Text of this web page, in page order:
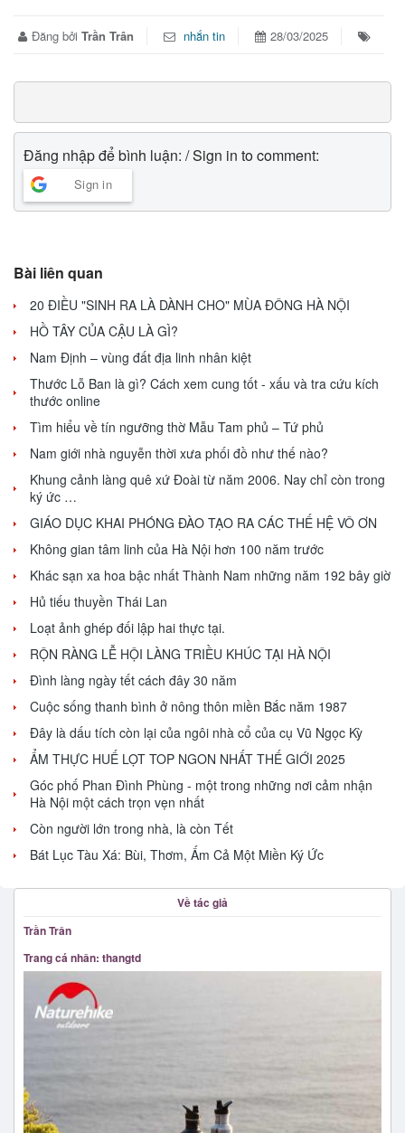
Đăng bởi Trần Trân nhắn tin 28/03/2025
Đăng nhập để bình luận: / Sign in to comment:
Sign in
Bài liên quan
20 ĐIỀU "SINH RA LÀ DÀNH CHO" MÙA ĐÔNG HÀ NỘI
HỒ TÂY CỦA CẬU LÀ GÌ?
Nam Định – vùng đất địa linh nhân kiệt
Thước Lỗ Ban là gì? Cách xem cung tốt - xấu và tra cứu kích
thước online
Tìm hiểu về tín ngưỡng thờ Mẫu Tam phủ – Tứ phủ
Nam giới nhà nguyễn thời xưa phối đồ như thế nào?
Khung cảnh làng quê xứ Đoài từ năm 2006. Nay chỉ còn trong
ký ức …
GIÁO DỤC KHAI PHÓNG ĐÀO TẠO RA CÁC THẾ HỆ VÔ ƠN
Không gian tâm linh của Hà Nội hơn 100 năm trước
Khác sạn xa hoa bậc nhất Thành Nam những năm 192 bây giờ
Hủ tiếu thuyền Thái Lan
Loạt ảnh ghép đối lập hai thực tại.
RỘN RÀNG LỄ HỘI LÀNG TRIỀU KHÚC TẠI HÀ NỘI
Đình làng ngày tết cách đây 30 năm
Cuộc sống thanh bình ở nông thôn miền Bắc năm 1987
Đây là dấu tích còn lại của ngôi nhà cổ của cụ Vũ Ngọc Kỳ
ẨM THỰC HUẾ LỌT TOP NGON NHẤT THẾ GIỚI 2025
Góc phố Phan Đình Phùng - một trong những nơi cảm nhận
Hà Nội một cách trọn vẹn nhất
Còn người lớn trong nhà, là còn Tết
Bát Lục Tàu Xá: Bùi, Thơm, Ấm Cả Một Miền Ký Ức
Về tác giả
Trần Trân
Trang cá nhân: thangtd